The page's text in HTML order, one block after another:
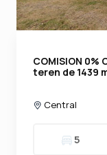
COMISION
teren de 1439
Central
5